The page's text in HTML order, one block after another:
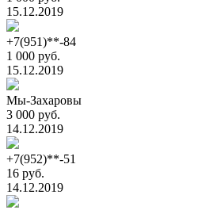
15.12.2019
+7(951)**-84
1 000 руб.
15.12.2019
Мы-Захаровы
3 000 руб.
14.12.2019
+7(952)**-51
16 руб.
14.12.2019